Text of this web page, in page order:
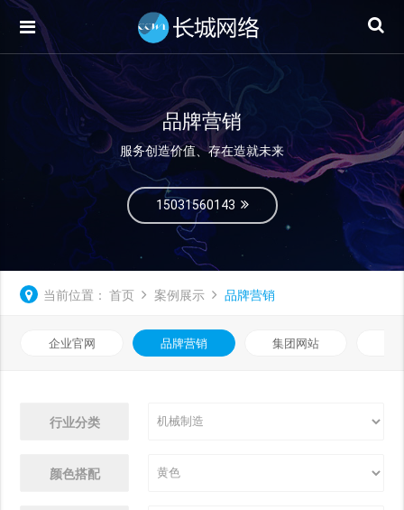
品牌营销
服务创造价值、存在造就未来
15031560143
当前位置： 首页 案例展示 品牌营销
企业官网 品牌营销 集团网站
行业分类
颜色搭配